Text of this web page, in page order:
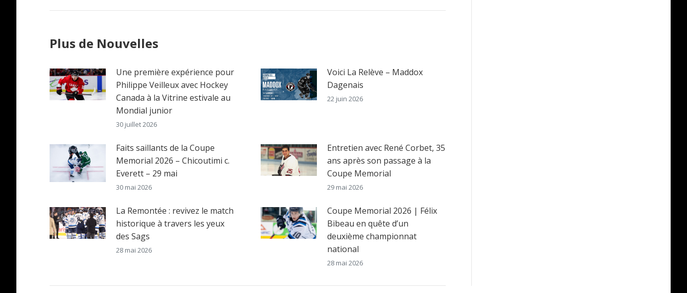
Plus de Nouvelles
Une première expérience pour
Philippe Veilleux avec Hockey
Canada à la Vitrine estivale au
Mondial junior
30 juillet 2026
Voici La Relève – Maddox
Dagenais
22 juin 2026
Faits saillants de la Coupe
Memorial 2026 – Chicoutimi c.
Everett – 29 mai
30 mai 2026
Entretien avec René Corbet, 35
ans après son passage à la
Coupe Memorial
29 mai 2026
La Remontée : revivez le match
historique à travers les yeux
des Sags
28 mai 2026
Coupe Memorial 2026 | Félix
Bibeau en quête d’un
deuxième championnat
national
28 mai 2026